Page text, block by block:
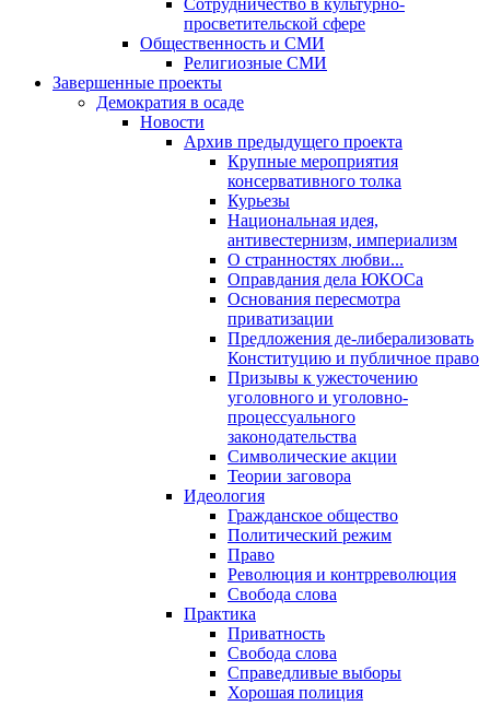
Сотрудничество в культурно-
просветительской сфере
Общественность и СМИ
Религиозные СМИ
Завершенные проекты
Демократия в осаде
Новости
Архив предыдущего проекта
Крупные мероприятия
консервативного толка
Курьезы
Национальная идея,
антивестернизм, империализм
О странностях любви...
Оправдания дела ЮКОСа
Основания пересмотра
приватизации
Предложения де-либерализовать
Конституцию и публичное право
Призывы к ужесточению
уголовного и уголовно-
процессуального
законодательства
Символические акции
Теории заговора
Идеология
Гражданское общество
Политический режим
Право
Революция и контрреволюция
Свобода слова
Практика
Приватность
Свобода слова
Справедливые выборы
Хорошая полиция